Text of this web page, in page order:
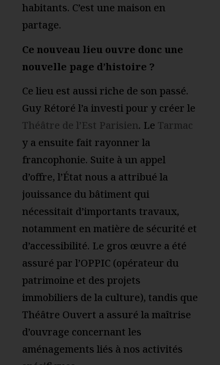
habitants. C’est une maison en
partage.
Ce nouveau lieu ouvre donc une
nouvelle page d’histoire ?
Ce lieu est aussi riche de son passé.
Guy Rétoré l’a investi pour y créer le
Théâtre de l’Est Parisien. Le Tarmac
y a ensuite fait rayonner la
francophonie. Suite à un appel
d’offre, l’État nous a attribué la
jouissance du bâtiment qui
nécessitait d’importants travaux,
notamment en matière de sécurité et
d’accessibilité. Le gros œuvre a été
assuré par l’OPPIC (opérateur du
patrimoine et des projets
immobiliers de la culture), tandis que
Théâtre Ouvert a assuré la maîtrise
d’ouvrage concernant les
aménagements liés à nos activités